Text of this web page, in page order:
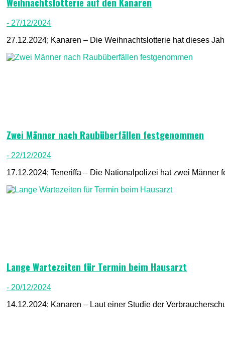
- 27/12/2024
27.12.2024; Kanaren – Die Weihnachtslotterie hat dieses
Zwei Männer nach Raubüberfällen festgenommen
- 22/12/2024
17.12.2024; Teneriffa – Die Nationalpolizei hat zwei Männer
Lange Wartezeiten für Termin beim Hausarzt
- 20/12/2024
14.12.2024; Kanaren – Laut einer Studie der